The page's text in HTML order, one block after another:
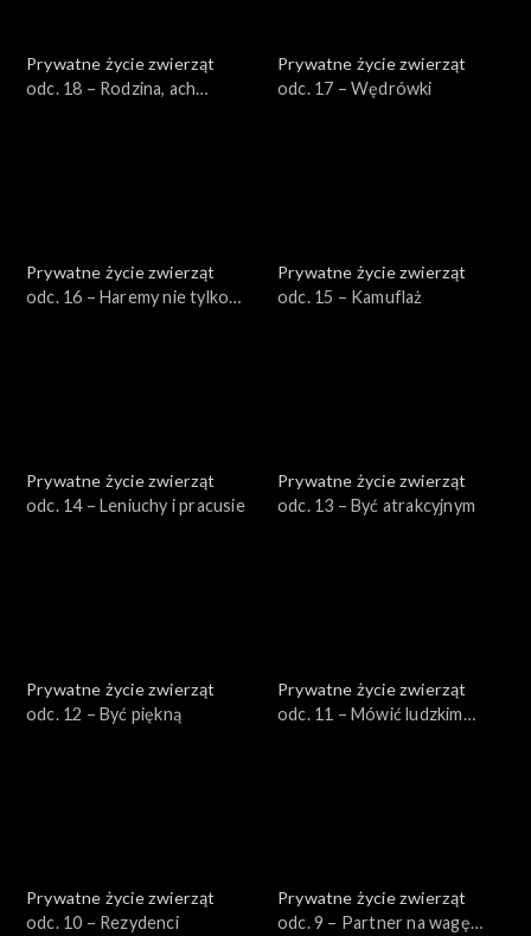
Prywatne życie zwierząt
odc. 18 – Rodzina, ach
Prywatne życie zwierząt
odc. 17 – Wędrówki
Prywatne życie zwierząt
odc. 16 – Haremy nie tylko
Prywatne życie zwierząt
odc. 15 – Kamuflaż
Prywatne życie zwierząt
odc. 14 – Leniuchy i pracusie
Prywatne życie zwierząt
odc. 13 – Być atrakcyjnym
Prywatne życie zwierząt
odc. 12 – Być piękną
Prywatne życie zwierząt
odc. 11 – Mówić ludzkim
Prywatne życie zwierząt
odc. 10 – Rezydenci
Prywatne życie zwierząt
odc. 9 – Partner na wagę